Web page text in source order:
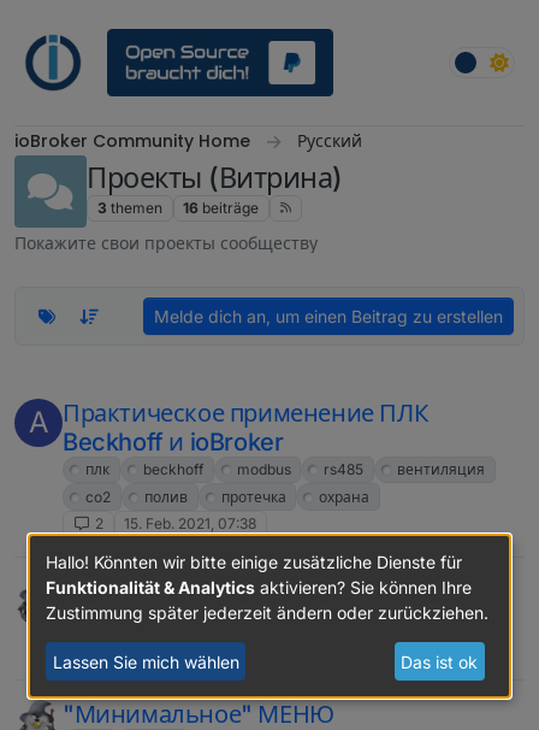
ioBroker Community Home Русский
Проекты (Витрина)
3 themen 16 beiträge
Покажите свои проекты сообществу
Melde dich an, um einen Beitrag zu erstellen
A Практическое применение ПЛК
Beckhoff и ioBroker
плк beckhoff modbus rs485
вентиляция
co2
полив протечка
охрана
2
15. Feb. 2021, 07:38
Music for Home
music sayit sonos
13
31. März 2019, 10:24
"Минимальное" МЕНЮ
Hallo! Könnten wir bitte einige zusätzliche Dienste für
Funktionalität & Analytics aktivieren? Sie können Ihre
Zustimmung später jederzeit ändern oder zurückziehen.
Lassen Sie mich wählen Das ist ok